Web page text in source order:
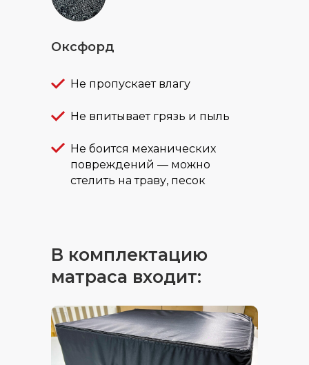
Оксфорд
Не пропускает влагу
Не впитывает грязь и пыль
Не боится механических
повреждений — можно
стелить на траву, песок
В комплектацию
матраса входит: